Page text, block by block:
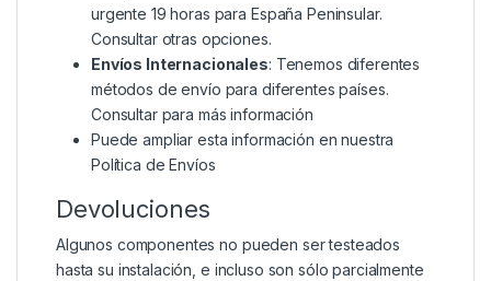
urgente 19 horas para España Peninsular.
Consultar otras opciones.
Envíos Internacionales: Tenemos diferentes
métodos de envío para diferentes países.
Consultar para más información
Puede ampliar esta información en nuestra
Política de Envíos
Devoluciones
Algunos componentes no pueden ser testeados
hasta su instalación, e incluso son sólo parcialmente